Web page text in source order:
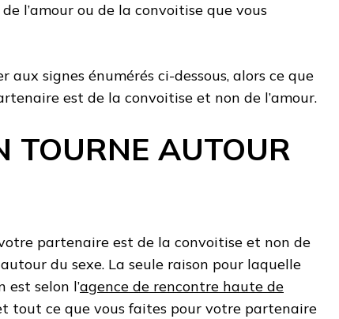
l’amour ou de la convoitise que vous
aux signes énumérés ci-dessous, alors ce que
est de la convoitise et non de l’amour.
TOURNE AUTOUR
partenaire est de la convoitise et non de
du sexe. La seule raison pour laquelle
selon l’agence de rencontre haute de
tout ce que vous faites pour votre partenaire